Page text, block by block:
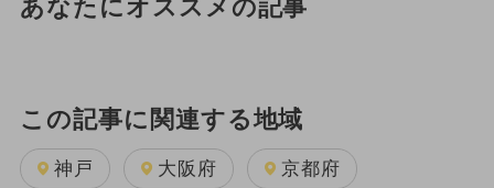
あなたにオススメの記事
この記事に関連する地域
神戸 大阪府 京都府